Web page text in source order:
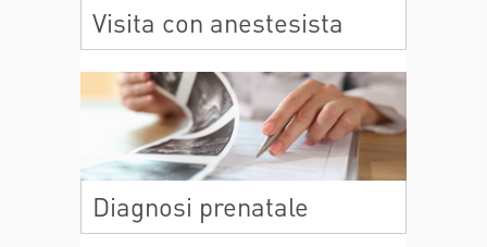
Visita con anestesista
Diagnosi prenatale